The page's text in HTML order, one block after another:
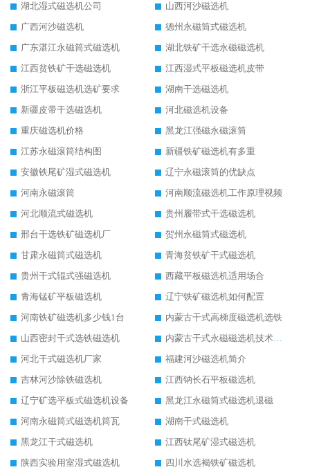
湖北湿式磁选机公司
山西河沙磁选机
广西河沙磁选机
德州永磁筒式磁选机
广东湛江永磁筒式磁选机
湖北铁矿干选永磁磁选机
江西贫铁矿干选磁选机
江西湿式平板磁选机皮带
浙江平板磁选机选矿要求
湖南干选磁选机
新疆皮带干选磁选机
河北磁选机设备
重庆磁选机价格
黑龙江强磁永磁滚筒
江苏永磁滚筒结构图
新疆铁矿磁选机有多重
安徽铁尾矿湿式磁选机
辽宁永磁滚筒的优缺点
河南永磁滚筒
河南顺流磁选机工作原理视频
河北顺流式磁选机
贵州履带式干选磁选机
邢台干选铁矿磁选机厂
贺州永磁筒式磁选机
甘肃永磁筒式磁选机
青海贫铁矿干式磁选机
贵州干式辊式强磁选机
西藏平板磁选机适用场合
青海锰矿平板磁选机
辽宁铁矿磁选机如何配置
河南铁矿磁选机多少钱1台
内蒙古干式高梯度磁选机选铁
山西密封干式选铁磁选机
内蒙古干式永磁磁选机技术要求
河北干式磁选机厂家
福建河沙磁选机简介
吉林河沙除铁磁选机
江西钠长石平板磁选机
辽宁矿选平板式磁选机设备
黑龙江永磁筒式磁选机退磁
河南永磁筒式磁选机筒瓦
湖南干式磁选机
黑龙江干式磁选机
江西钛尾矿湿式磁选机
陕西实验用室湿式磁选机
四川水选褐铁矿磁选机